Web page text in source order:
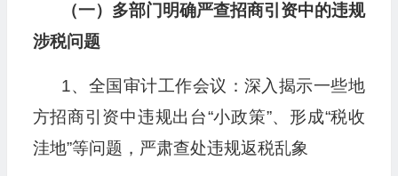
（一）多部门明确严查招商引资中的违规
涉税问题
1、全国审计工作会议：深入揭示一些地
方招商引资中违规出台“小政策”、形成“税收
洼地”等问题，严肃查处违规返税乱象